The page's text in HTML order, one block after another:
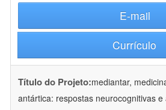
E-mail
Currículo
Título do Projeto:mediantar,
antártica: respostas neurocognitivas e